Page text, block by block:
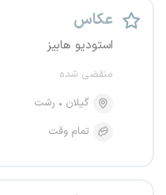
عکاس
استودیو هابیز
منقضی شده
گیلان
رشت
تمام وقت